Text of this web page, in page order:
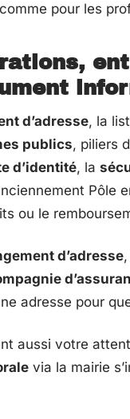
pour les
d’adresse, la
publics, piliers
d’identité, la
Pôle
ou le
d’adresse
adresse pour
aussi votre
via la mairie